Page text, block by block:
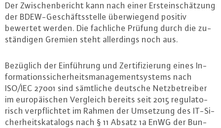
Der Zwi­schen­be­richt kann nach einer Erstein­schät­zung
der BDEW-Ge­schäfts­stel­le über­wie­gend positiv
bewertet werden. Die fachliche Prüfung durch die zu­
stän­di­gen Gremien steht al­ler­dings noch aus.
Bezüglich der Ein­füh­rung und Zer­ti­fi­zie­rung eines In­
for­ma­ti­ons­si­cher­heits­ma­nage­ment­sys­tems nach
ISO/IEC 27001 sind sämtliche deutsche Netz­be­trei­ber
im eu­ro­päi­schen Vergleich bereits seit 2015 re­gu­la­to­
risch ver­pflich­tet im Rahmen der Umsetzung des IT-Si­
cher­heits­ka­ta­logs nach § 11 Absatz 1a EnWG der Bun­